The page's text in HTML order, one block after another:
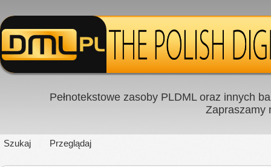
Pełnotekstowe zasoby PLDML oraz innych
Zapraszamy
Szukaj Przeglądaj